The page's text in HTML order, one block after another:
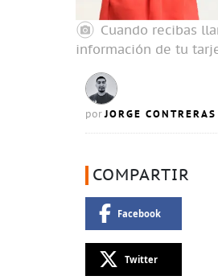
Cuando recibas
información de tu
porJORGE CONTRERAS
COMPARTIR
Facebook
Twitter